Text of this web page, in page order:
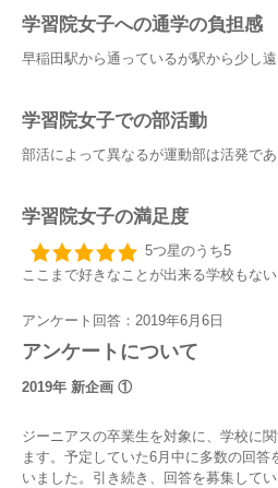
学習院女子への通学の負担感
早稲田駅から通っているが駅から少し遠
学習院女子での部活動
部活によって異なるが運動部は活発であ
学習院女子の満足度
5つ星のうち5
ここまで好きなことが出来る学校もな
アンケート回答：2019年6月6日
アンケートについて
2019年 新企画 ①
ジーニアスの卒業生を対象に、学校に
ます。予定していた6月中に多数の回
いました。引き続き、回答を募集してい